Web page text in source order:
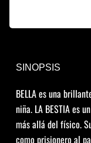
SINOPSIS
BELLA es una
niña. LA BESTIA es
más allá del físico.
como prisionero al